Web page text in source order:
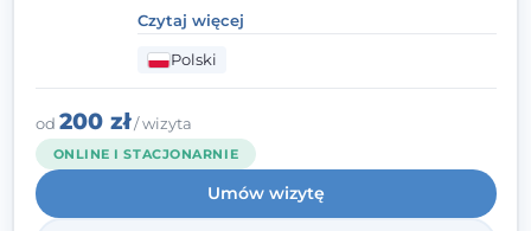
indywidualnej oraz nastolatkom od 15. roku
życia. Zależy mi, by naprawdę usłyszeć, z
czym do mnie przychodzisz, i dobrać
sposób pracy do Ciebie - bez gotowych
schematów i bez oceniania.
Czytaj więcej
Polski
od 200 zł/ wizyta
ONLINE I STACJONARNIE
Umów wizytę